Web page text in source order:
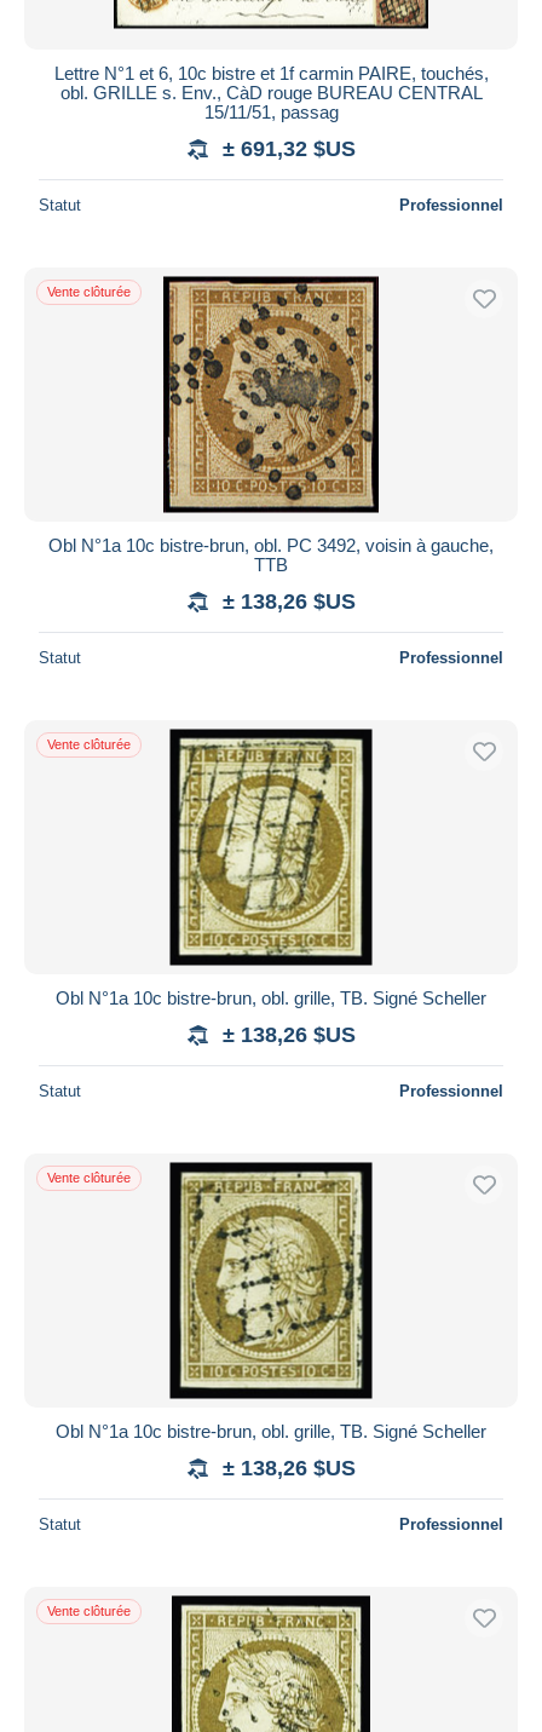
Lettre N°1 et 6, 10c bistre et 1f carmin PAIRE, touchés,
obl. GRILLE s. Env., CàD rouge BUREAU CENTRAL
15/11/51, passag
± 691,32 $US
Statut Professionnel
Vente clôturée
Obl N°1a 10c bistre-brun, obl. PC 3492, voisin à gauche,
TTB
± 138,26 $US
Statut Professionnel
Vente clôturée
Obl N°1a 10c bistre-brun, obl. grille, TB. Signé Scheller
± 138,26 $US
Statut Professionnel
Vente clôturée
Obl N°1a 10c bistre-brun, obl. grille, TB. Signé Scheller
± 138,26 $US
Statut Professionnel
Vente clôturée